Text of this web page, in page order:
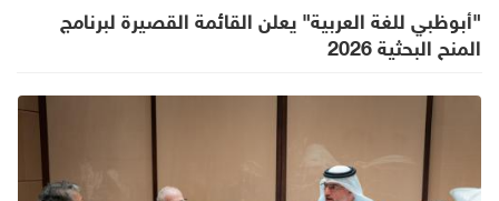
"أبوظبي للغة العربية" يعلن القائمة القصيرة لبرنامج
المنح البحثية 2026